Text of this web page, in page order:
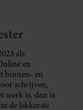
als
en
binnen- en
schrijven,
werk is, dan is
de lekkerste